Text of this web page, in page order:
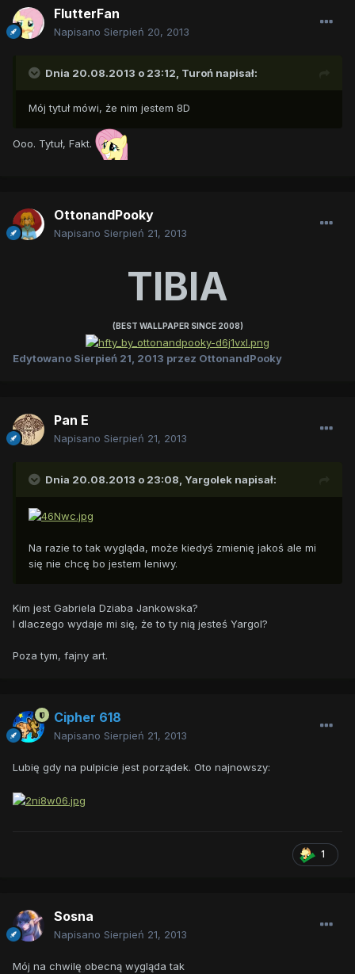
FlutterFan
Napisano Sierpień 20, 2013
Dnia 20.08.2013 o 23:12, Turoń napisał:
Mój tytuł mówi, że nim jestem 8D
Ooo. Tytuł, Fakt.
OttonandPooky
Napisano Sierpień 21, 2013
TIBIA
(BEST WALLPAPER SINCE 2008)
Edytowano Sierpień 21, 2013 przez OttonandPooky
Pan E
Napisano Sierpień 21, 2013
Dnia 20.08.2013 o 23:08, Yargolek napisał:
Na razie to tak wygląda, może kiedyś zmienię jakoś ale mi
się nie chcę bo jestem leniwy.
Kim jest Gabriela Dziaba Jankowska?
I dlaczego wydaje mi się, że to ty nią jesteś Yargol?
Poza tym, fajny art.
Cipher 618
Napisano Sierpień 21, 2013
Lubię gdy na pulpicie jest porządek. Oto najnowszy:
1
Sosna
Napisano Sierpień 21, 2013
Mój na chwilę obecną wygląda tak